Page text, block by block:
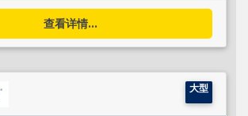
查看详情...
大型